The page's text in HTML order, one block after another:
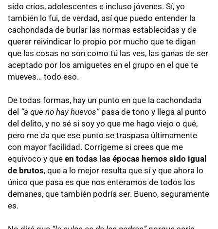
sido críos, adolescentes e incluso jóvenes. Sí, yo
también lo fui, de verdad, así que puedo entender la
cachondada de burlar las normas establecidas y de
querer reivindicar lo propio por mucho que te digan
que las cosas no son como tú las ves, las ganas de ser
aceptado por los amiguetes en el grupo en el que te
mueves… todo eso.
De todas formas, hay un punto en que la cachondada
del “a que no hay huevos”pasa de tono y llega al punto
del delito, y no sé si soy yo que me hago viejo o qué,
pero me da que ese punto se traspasa últimamente
con mayor facilidad. Corrígeme si crees que me
equivoco y que en todas las épocas hemos sido igual
de brutos, que a lo mejor resulta que sí y que ahora lo
único que pasa es que nos enteramos de todos los
demanes, que también podría ser. Bueno, seguramente
es.